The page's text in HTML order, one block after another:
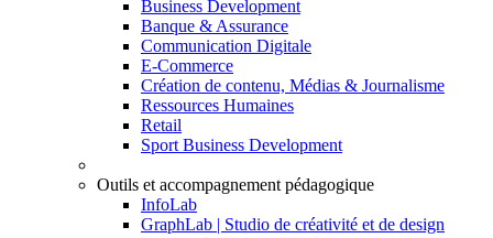
Business Development
Banque & Assurance
Communication Digitale
E-Commerce
Création de contenu, Médias & Journalisme
Ressources Humaines
Retail
Sport Business Development
Outils et accompagnement pédagogique
InfoLab
GraphLab | Studio de créativité et de design